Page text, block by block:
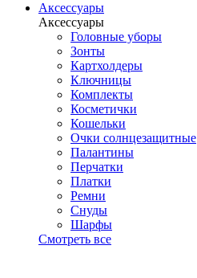
Аксессуары
Аксессуары
Головные уборы
Зонты
Картхолдеры
Ключницы
Комплекты
Косметички
Кошельки
Очки солнцезащитные
Палантины
Перчатки
Платки
Ремни
Снуды
Шарфы
Смотреть все